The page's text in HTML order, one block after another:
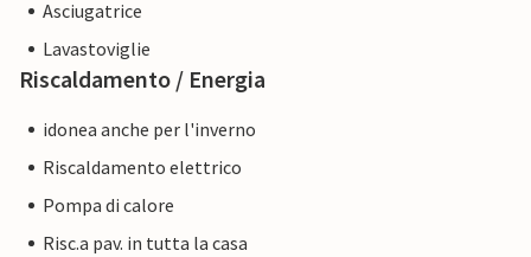
Asciugatrice
Lavastoviglie
Riscaldamento / Energia
idonea anche per l'inverno
Riscaldamento elettrico
Pompa di calore
Risc.a pav. in tutta la casa